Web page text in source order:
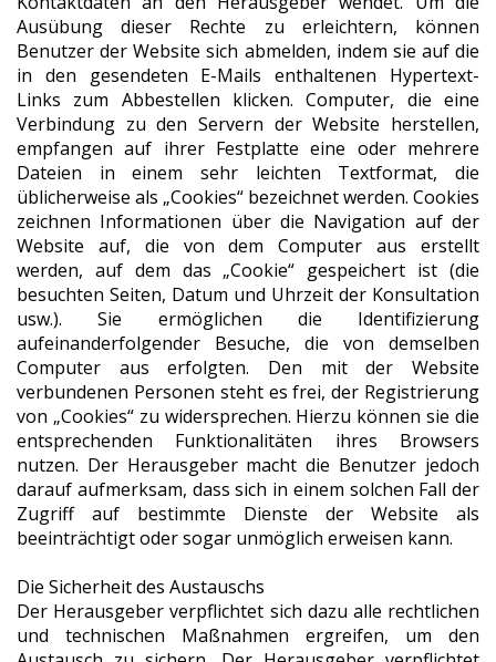
Ausübung dieser Rechte zu erleichtern, können
Benutzer der Website sich abmelden, indem sie auf die
in den gesendeten E-Mails enthaltenen Hypertext-
Links zum Abbestellen klicken. Computer, die eine
Verbindung zu den Servern der Website herstellen,
empfangen auf ihrer Festplatte eine oder mehrere
Dateien in einem sehr leichten Textformat, die
üblicherweise als „Cookies“ bezeichnet werden. Cookies
zeichnen Informationen über die Navigation auf der
Website auf, die von dem Computer aus erstellt
werden, auf dem das „Cookie“ gespeichert ist (die
besuchten Seiten, Datum und Uhrzeit der Konsultation
usw.). Sie ermöglichen die Identifizierung
aufeinanderfolgender Besuche, die von demselben
Computer aus erfolgten. Den mit der Website
verbundenen Personen steht es frei, der Registrierung
von „Cookies“ zu widersprechen. Hierzu können sie die
entsprechenden Funktionalitäten ihres Browsers
nutzen. Der Herausgeber macht die Benutzer jedoch
darauf aufmerksam, dass sich in einem solchen Fall der
Zugriff auf bestimmte Dienste der Website als
beeinträchtigt oder sogar unmöglich erweisen kann.
Die Sicherheit des Austauschs
Der Herausgeber verpflichtet sich dazu alle rechtlichen
und technischen Maßnahmen ergreifen, um den